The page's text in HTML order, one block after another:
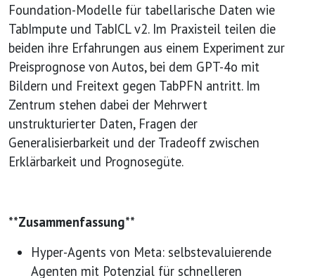
Foundation-Modelle für tabellarische Daten wie
TabImpute und TabICL v2. Im Praxisteil teilen die
beiden ihre Erfahrungen aus einem Experiment zur
Preisprognose von Autos, bei dem GPT-4o mit
Bildern und Freitext gegen TabPFN antritt. Im
Zentrum stehen dabei der Mehrwert
unstrukturierter Daten, Fragen der
Generalisierbarkeit und der Tradeoff zwischen
Erklärbarkeit und Prognosegüte.
**Zusammenfassung**
Hyper-Agents von Meta: selbstevaluierende
Agenten mit Potenzial für schnelleren